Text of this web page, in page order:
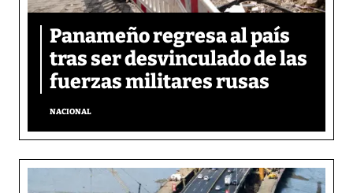
Panameño regresa al país
tras ser desvinculado de las
fuerzas militares rusas
NACIONAL